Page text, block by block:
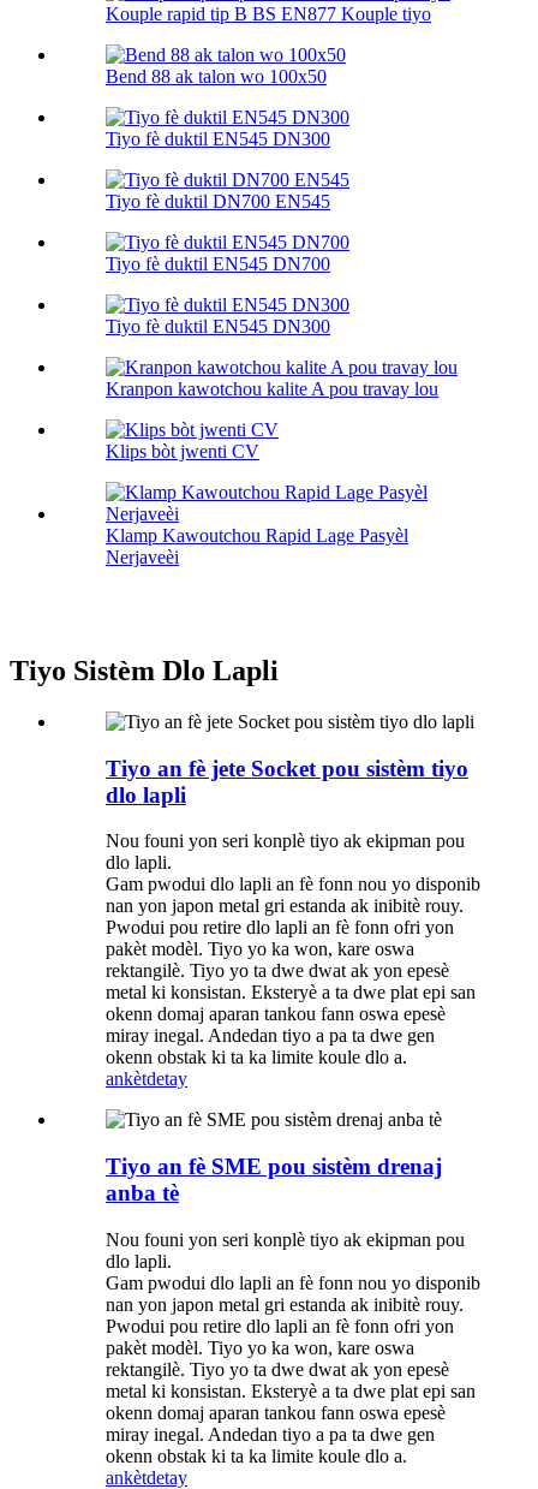
Kouple rapid tip B BS EN877 Kouple tiyo
Bend 88 ak talon wo 100х50
Tiyo fè duktil EN545 DN300
Tiyo fè duktil DN700 EN545
Tiyo fè duktil EN545 DN700
Tiyo fè duktil EN545 DN300
Kranpon kawotchou kalite A pou travay lou
Klips bòt jwenti CV
Klamp Kawoutchou Rapid Lage Pasyèl
Nerjaveèi
Tiyo Sistèm Dlo Lapli
Tiyo an fè jete Socket pou sistèm tiyo
dlo lapli
Nou founi yon seri konplè tiyo ak ekipman pou
dlo lapli.
Gam pwodui dlo lapli an fè fonn nou yo disponib
nan yon japon metal gri estanda ak inibitè rouy.
Pwodui pou retire dlo lapli an fè fonn ofri yon
pakèt modèl. Tiyo yo ka won, kare oswa
rektangilè. Tiyo yo ta dwe dwat ak yon epesè
metal ki konsistan. Eksteryè a ta dwe plat epi san
okenn domaj aparan tankou fann oswa epesè
miray inegal. Andedan tiyo a pa ta dwe gen
okenn obstak ki ta ka limite koule dlo a.
ankètdetay
Tiyo an fè SME pou sistèm drenaj
anba tè
Nou founi yon seri konplè tiyo ak ekipman pou
dlo lapli.
Gam pwodui dlo lapli an fè fonn nou yo disponib
nan yon japon metal gri estanda ak inibitè rouy.
Pwodui pou retire dlo lapli an fè fonn ofri yon
pakèt modèl. Tiyo yo ka won, kare oswa
rektangilè. Tiyo yo ta dwe dwat ak yon epesè
metal ki konsistan. Eksteryè a ta dwe plat epi san
okenn domaj aparan tankou fann oswa epesè
miray inegal. Andedan tiyo a pa ta dwe gen
okenn obstak ki ta ka limite koule dlo a.
ankètdetay